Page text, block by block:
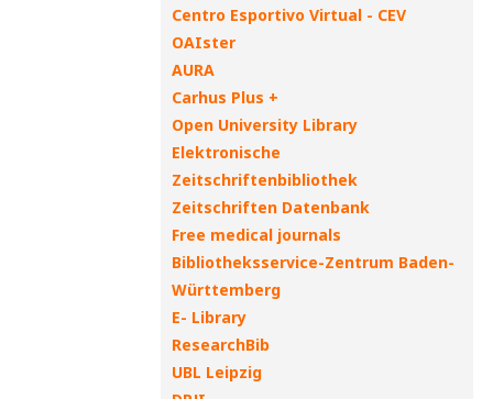
Centro Esportivo Virtual - CEV
OAIster
AURA
Carhus Plus +
Open University Library
Elektronische
Zeitschriftenbibliothek
Zeitschriften Datenbank
Free medical journals
Bibliotheksservice-Zentrum Baden-
Württemberg
E- Library
ResearchBib
UBL Leipzig